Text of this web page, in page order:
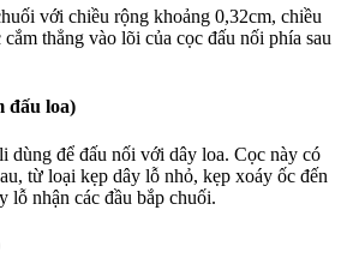
với chiều rộng khoảng 0,32cm, chiều
thẳng vào lõi của cọc đấu nối phía sau
đấu loa)
dùng để đấu nối với dây loa. Cọc này có
từ loại kẹp dây lỗ nhỏ, kẹp xoáy ốc đến
lỗ nhận các đầu bắp chuối.